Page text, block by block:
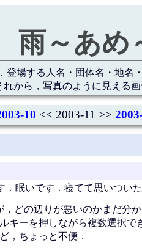
雨～あめ
登場する人名・団体名・地
から，写真のように見える
10 << 2003-11 >>
眠いです．寝てて思いつい
どの辺りが悪いのかまだ分
キーを押しながら複数選択
，ちょっと不便．